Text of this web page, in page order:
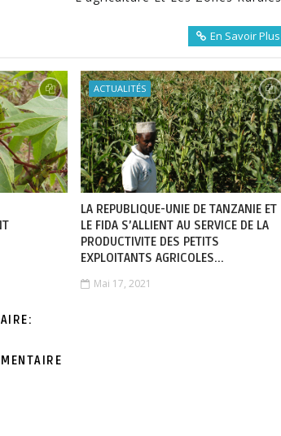
En Savoir Plus
ACTUALITÉS
LA REPUBLIQUE-UNIE DE TANZANIE ET
LE FIDA S’ALLIENT AU SERVICE DE LA
PRODUCTIVITE DES PETITS
EXPLOITANTS AGRICOLES...
Mai 17, 2021